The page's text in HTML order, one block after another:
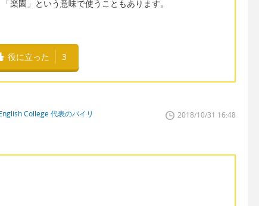
楽園」という意味で使うこともあります。
役に立った 3
College 代表のバイリ
2018/10/31 16:48